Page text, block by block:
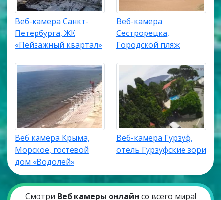
Веб-камера Санкт-
Петербурга, ЖК
«Пейзажный квартал»
Веб-камера
Сестрорецка,
Городской пляж
Веб камера Крыма,
Морское, гостевой
дом «Водолей»
Веб-камера Гурзуф,
отель Гурзуфские зори
Смотри Веб камеры онлайн со всего мира!